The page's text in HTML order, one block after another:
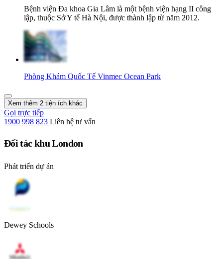
Bệnh viện Đa khoa Gia Lâm là một bệnh viện hạng II công
lập, thuộc Sở Y tế Hà Nội, được thành lập từ năm 2012.
Phòng Khám Quốc Tế Vinmec Ocean Park
Xem thêm 2 tiện ích khác
Gọi trực tiếp
1900 998 823 Liên hệ tư vấn
Đối tác khu London
Phát triển dự án
Dewey Schools